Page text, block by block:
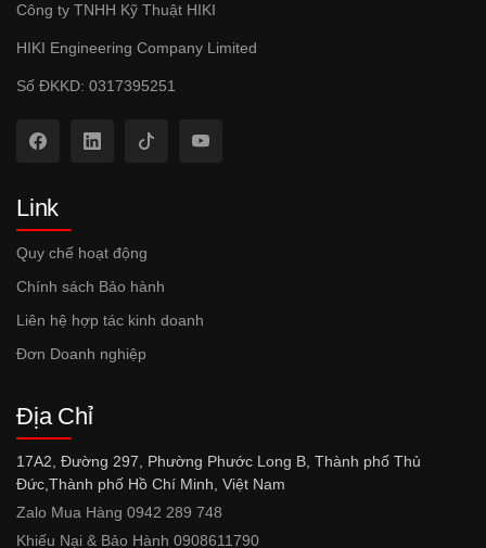
Công ty TNHH Kỹ Thuật HIKI
HIKI Engineering Company Limited
Số ĐKKD: 0317395251
Link
Quy chế hoạt động
Chính sách Bảo hành
Liên hệ hợp tác kinh doanh
Đơn Doanh nghiệp
Địa Chỉ
17A2, Đường 297, Phường Phước Long B, Thành phố Thủ
Đức,Thành phố Hồ Chí Minh, Việt Nam
Zalo Mua Hàng 0942 289 748
Khiếu Nại & Bảo Hành 0908611790